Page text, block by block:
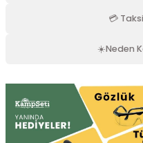
269,00 TL
★ VIDEOLU ÜRÜN
3-9X32 TÜFEK DÜRBÜNLÜ
PEŞIN FIYATINA 9 TAKSIT
5.0
Full Set Hatsan Mod 125 Sniper
💳
☀️Neden